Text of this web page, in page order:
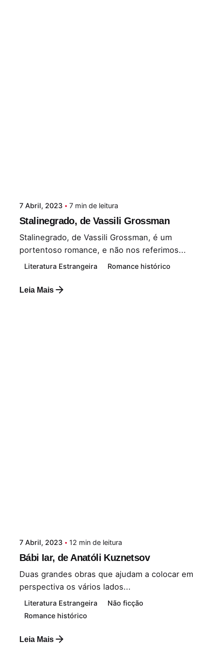
7 Abril, 2023 7 min de leitura
Stalinegrado, de Vassili Grossman
Stalinegrado, de Vassili Grossman, é um
portentoso romance, e não nos referimos...
Literatura Estrangeira Romance histórico
Leia Mais
7 Abril, 2023 12 min de leitura
Bábi Iar, de Anatóli Kuznetsov
Duas grandes obras que ajudam a colocar em
perspectiva os vários lados...
Literatura Estrangeira
Não ficção
Romance histórico
Leia Mais